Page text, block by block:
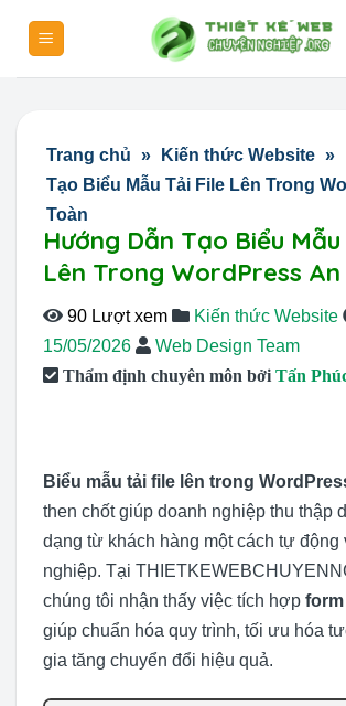
content
Trang chủ » Kiến thức Website »
Tạo Biểu Mẫu Tải File Lên Trong
Toàn
Hướng Dẫn Tạo Biểu
Lên Trong WordPress An
90 Lượt xem Kiến thức Website
15/05/2026
Web Design Team
Thẩm định chuyên môn bởi Tấn
Biểu mẫu tải file lên trong
then chốt giúp doanh nghiệp thu thập
dạng từ khách hàng một cách tự động
nghiệp. Tại
chúng tôi nhận thấy việc tích hợp
giúp chuẩn hóa quy trình, tối ưu hóa
gia tăng chuyển đổi hiệu quả.